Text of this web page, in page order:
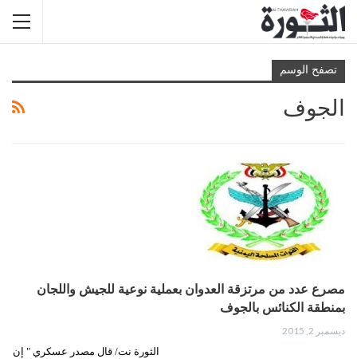
تصفح الوسم
الجوف
مصرع عدد من مرتزقة العدوان بعملية نوعية للجيش واللجان
بمنطقة الكنائس بالجوف
ديسمبر 2, 2015
الثورة نت/ قال مصدر عسكري " إن